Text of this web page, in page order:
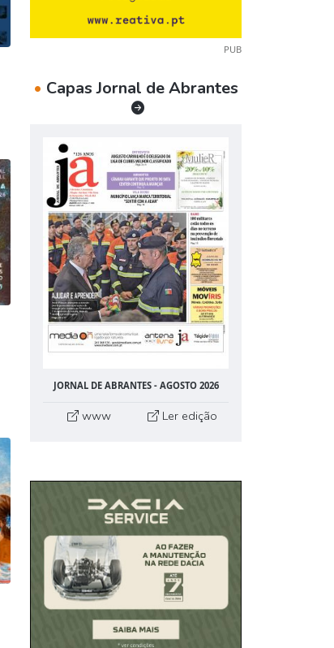
PUB
• Capas Jornal de Abrantes
JORNAL DE ABRANTES - AGOSTO 2026
www Ler edição